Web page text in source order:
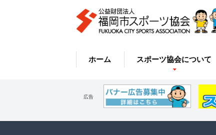
ホーム スポーツ協会について
広告